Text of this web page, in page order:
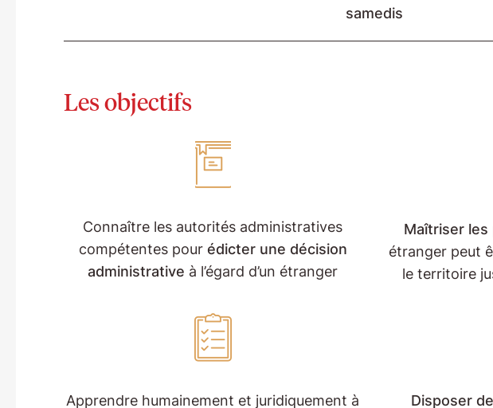
samedis
Les objectifs
Connaître les autorités administratives
compétentes pourédicter une décision
administrative à l’égard d’un étranger
Maîtriser
étranger peut
le territoire
Apprendre humainement et juridiquement à
Disposer